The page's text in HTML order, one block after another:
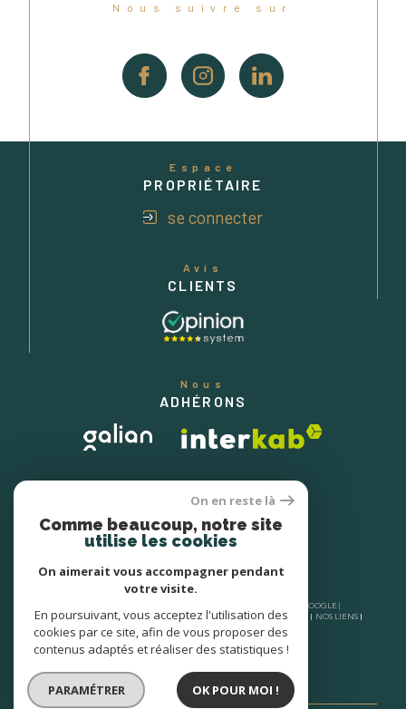
Nous suivre sur
Espace
PROPRIÉTAIRE
se connecter
Avis
CLIENTS
Nous
ADHÉRONS
© 2026 | TOUS DROITS RÉSERVÉS | TRADUCTION POWERED BY GOOGLE |
NOS HONORAIRES
PLAN DU SITE MENTIONS LÉGALES ADMIN
NOS LIENS
POLITIQUE RGPD COOKIES
On en reste là
Comme beaucoup, notre site
utilise les cookies
On aimerait vous accompagner pendant
votre visite.
En poursuivant, vous acceptez l'utilisation des
cookies par ce site, afin de vous proposer des
contenus adaptés et réaliser des statistiques !
PARAMÉTRER OK POUR MOI !